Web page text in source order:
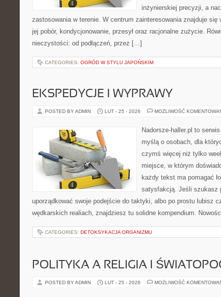
inżynierskiej precyzji, a
zastosowania w terenie. W centrum zainteresowania znajduje się
jej pobór, kondycjonowanie, przesył oraz racjonalne zużycie.
nieczystości: od podłączeń, przez […]
CATEGORIES: OGRÓD W STYLU JAPOŃSKIM
EKSPEDYCJE I WYPRAWY
POSTED BY ADMIN LUT - 25 - 2026 MOŻLIWOŚĆ
Nadorsze-haller.pl to
myślą o osobach, dla
czymś więcej niż tylko
miejsce, w którym
każdy tekst ma pomagać
satysfakcją. Jeśli szukasz
uporządkować swoje podejście do taktyki, albo po prostu lubisz
wędkarskich realiach, znajdziesz tu solidne kompendium.
CATEGORIES: DETOKSYKACJA ORGANIZMU
POLITYKA A RELIGIA I
POSTED BY ADMIN LUT - 25 - 2026 MOŻLIWOŚĆ